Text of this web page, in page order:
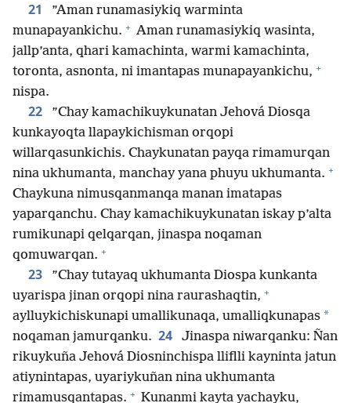
21
”Aman runamasiykiq warminta
munapayankichu. + Aman runamasiykiq wasinta,
jallp’anta, qhari kamachinta, warmi kamachinta,
toronta, asnonta, ni imantapas munapayankichu, +
nispa.
22
”Chay kamachikuykunatan Jehová Diosqa
kunkayoqta llapaykichisman orqopi
willarqasunkichis. Chaykunatan payqa rimamurqan
nina ukhumanta, manchay yana phuyu ukhumanta. +
Chaykuna nimusqanmanqa manan imatapas
yaparqanchu. Chay kamachikuykunatan iskay p’alta
rumikunapi qelqarqan, jinaspa noqaman
qomuwarqan. +
23
”Chay tutayaq ukhumanta Diospa kunkanta
uyarispa jinan orqopi nina raurashaqtin, +
aylluykichiskunapi umallikunaqa, umalliqkunapas *
noqaman jamurqanku. 24
Jinaspa niwarqanku: Ñan
rikuykuña Jehová Diosninchispa lliflli kayninta jatun
atiynintapas, uyariykuñan nina ukhumanta
rimamusqantapas. + Kunanmi kayta yachayku,